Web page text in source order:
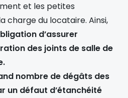
et les petites
charge du locataire. Ainsi,
d’assurer
des joints de salle de
nombre de dégâts des
un défaut d’étanchéité